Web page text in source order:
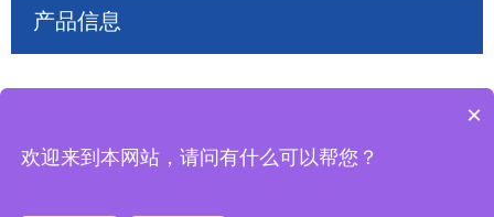
产品信息
×
欢迎来到本网站，请问有什么可以帮您？